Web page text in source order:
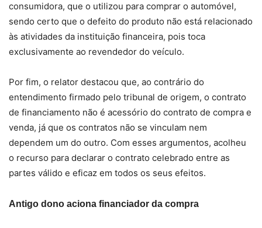
consumidora, que o utilizou para comprar o automóvel,
sendo certo que o defeito do produto não está relacionado
às atividades da instituição financeira, pois toca
exclusivamente ao revendedor do veículo.
Por fim, o relator destacou que, ao contrário do
entendimento firmado pelo tribunal de origem, o contrato
de financiamento não é acessório do contrato de compra e
venda, já que os contratos não se vinculam nem
dependem um do outro. Com esses argumentos, acolheu
o recurso para declarar o contrato celebrado entre as
partes válido e eficaz em todos os seus efeitos.
Antigo dono aciona financiador da compra